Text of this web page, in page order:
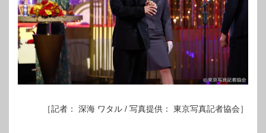
［記者： 深海 ワタル / 写真提供： 東京写真記者協会］